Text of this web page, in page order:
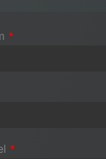
*
*